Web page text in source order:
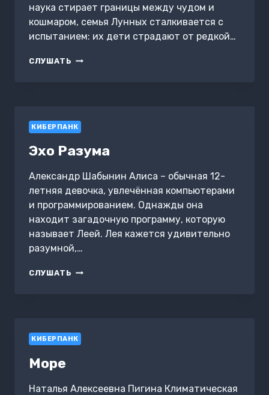
наука стирает границы между чудом и
кошмаром, семья Лунных сталкивается с
испытанием: их дети страдают от редкой…
СЛУШАТЬ 5Д:
ЖИЗНИ
КИБЕРПАНК
Эхо Разума
Александр Шабынин Алиса – обычная 12-
летняя девочка, увлечённая компьютерами
и программированием. Однажды она
находит загадочную программу, которую
называет Леей. Лея кажется удивительно
разумной,…
СЛУШАТЬ ЭХО
КИБЕРПАНК
Море
Наталья Алексеевна Пигина Климатическая